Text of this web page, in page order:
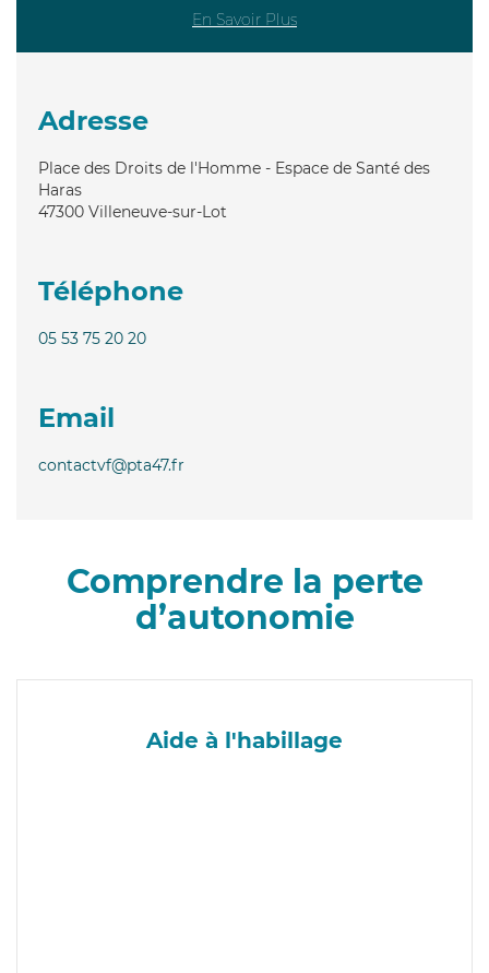
En Savoir Plus
Adresse
Place des Droits de l'Homme - Espace de Santé des
Haras
47300 Villeneuve-sur-Lot
Téléphone
05 53 75 20 20
Email
contactvf@pta47.fr
Comprendre la perte
d’autonomie
Aide à l'habillage